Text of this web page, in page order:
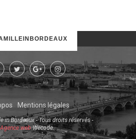
username
Mentions légales
in Bordeaux - Tous droits réservés -
Agence webWecode.